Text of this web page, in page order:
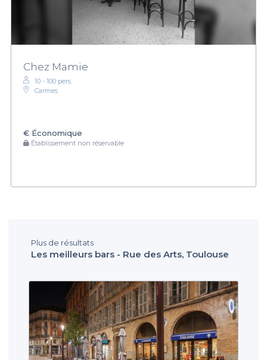
Chez Mamie
10 - 100 pers.
Carmes
€ Économique
Établissement non réservable
Plus de résultats
Les meilleurs bars - Rue des Arts, Toulouse